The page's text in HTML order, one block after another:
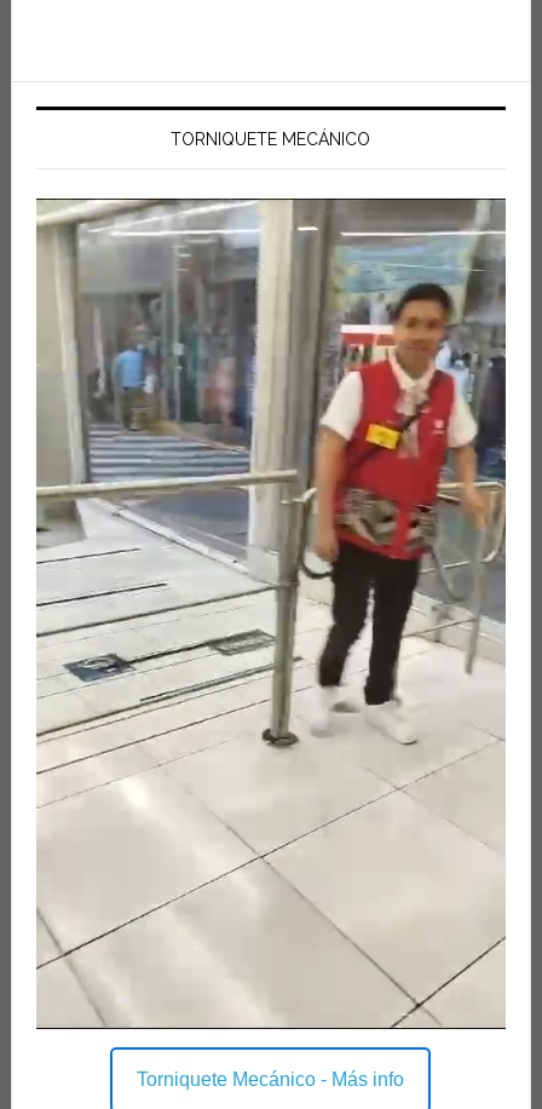
TORNIQUETE MECÁNICO
Torniquete Mecánico - Más info